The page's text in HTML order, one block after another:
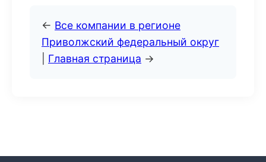
← Все компании в регионе
Приволжский федеральный округ
Главная страница →